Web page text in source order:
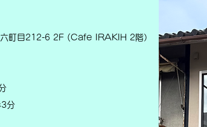
町目212-6 2F (Cafe IRAKIH 2階）
分